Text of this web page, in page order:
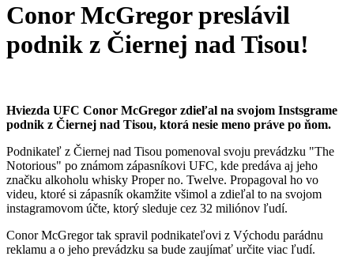
Conor McGregor preslávil
podnik z Čiernej nad Tisou!
Hviezda UFC Conor McGregor zdieľal na svojom Instsgrame
podnik z Čiernej nad Tisou, ktorá nesie meno práve po ňom.
Podnikateľ z Čiernej nad Tisou pomenoval svoju prevádzku "The
Notorious" po známom zápasníkovi UFC, kde predáva aj jeho
značku alkoholu whisky Proper no. Twelve. Propagoval ho vo
videu, ktoré si zápasník okamžite všimol a zdieľal to na svojom
instagramovom účte, ktorý sleduje cez 32 miliónov ľudí.
Conor McGregor tak spravil podnikateľovi z Východu parádnu
reklamu a o jeho prevádzku sa bude zaujímať určite viac ľudí.